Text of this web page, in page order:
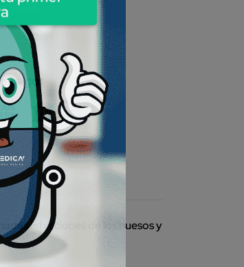
pago:
infecciones de los huesos y